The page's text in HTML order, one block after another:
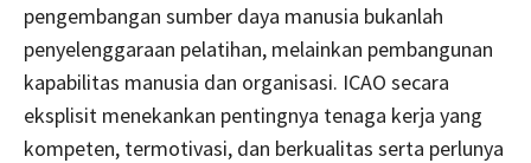
pengembangan sumber daya manusia bukanlah
penyelenggaraan pelatihan, melainkan pembangunan
kapabilitas manusia dan organisasi. ICAO secara
eksplisit menekankan pentingnya tenaga kerja yang
kompeten, termotivasi, dan berkualitas serta perlunya